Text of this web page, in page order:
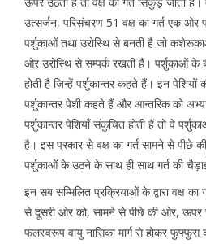
उत्सर्जन, परिसंचरण 51 वक्ष का गर्त एक ओर
पर्शुकाओं तथा उरोस्थि से बनती है जो
ओर उरोस्थि से सम्पर्क रखती हैं। पर्शुकाओं के
होती है जिन्हें पर्शुकान्तर कहते हैं। इन पेशियों
पर्शुकान्तर पेशी कहते हैं और आन्तरिक को
पर्शुकान्तर पेशियाँ संकुचित होती हैं तो वे
है। इस प्रकार से वक्ष का गर्त सामने से पीछे
पर्शुकाओं के उठने के साथ ही साथ गर्त की
इन सब सम्मिलित प्रक्रियाओं के द्वारा वक्ष
से दूसरी ओर को, सामने से पीछे की ओर,
फलस्वरूप वायु नासिका मार्ग से होकर